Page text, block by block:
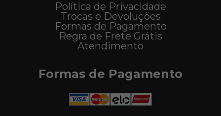
Política de Privacidade
Trocas e Devoluções
Formas de Pagamento
Regra de Frete Grátis
Atendimento
Formas de Pagamento